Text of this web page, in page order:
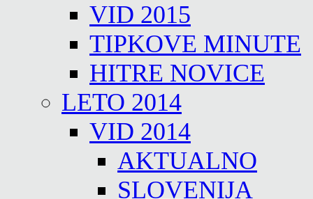
VID 2015
TIPKOVE MINUTE
HITRE NOVICE
LETO 2014
VID 2014
AKTUALNO
SLOVENIJA